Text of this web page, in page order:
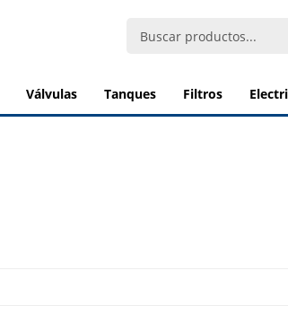
válvulas tanques filtros